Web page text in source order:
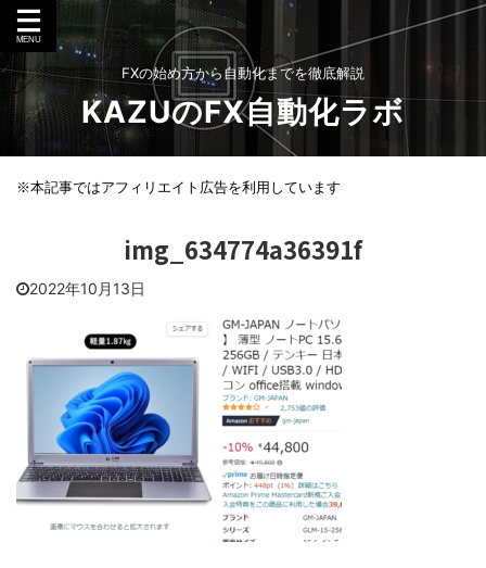
FXの始め方から自動化までを徹底解説
KAZUのFX自動化ラボ
※本記事ではアフィリエイト広告を利用しています
img_634774a36391f
2022年10月13日